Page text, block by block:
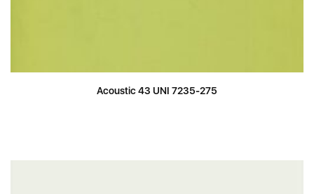
Acoustic 43 UNI 7235-275